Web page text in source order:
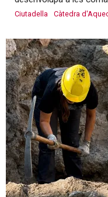
Ciutadella Càtedra